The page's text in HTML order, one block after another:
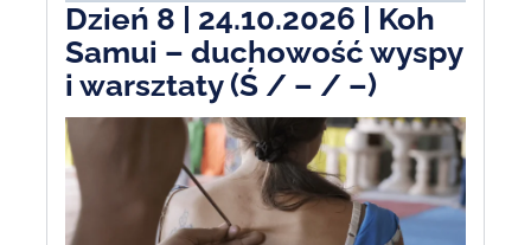
Dzień 8 | 24.10.2026 | Koh
Samui – duchowość wyspy
i warsztaty (Ś / – / –)